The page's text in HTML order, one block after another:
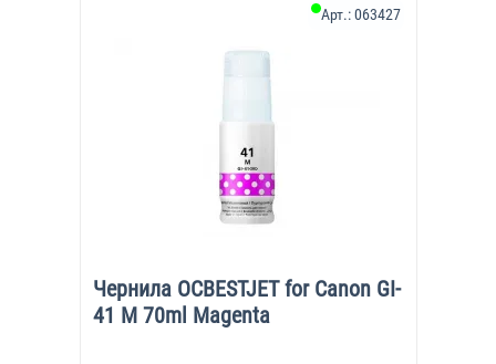
Чернила OCBESTJET for Canon GI-
41 M 70ml Magenta
Арт.:063427